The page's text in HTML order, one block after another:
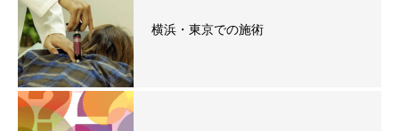
横浜・東京での施術